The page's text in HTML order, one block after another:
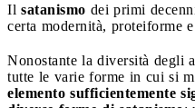
Il satanismo dei primi
certa modernità, proteiforme
Nonostante la diversità degli
tutte le varie forme in cui si
elemento sufficientemente